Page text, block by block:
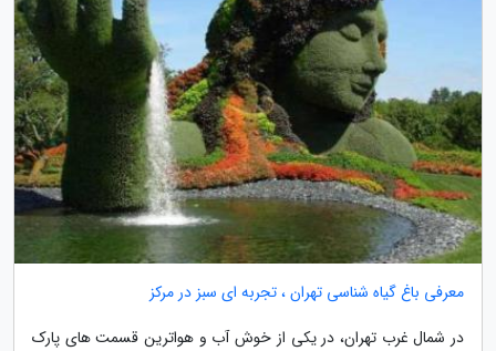
معرفی باغ گیاه شناسی تهران ، تجربه ای سبز در مرکز
در شمال غرب تهران، در یکی از خوش آب و هواترین قسمت های پارک